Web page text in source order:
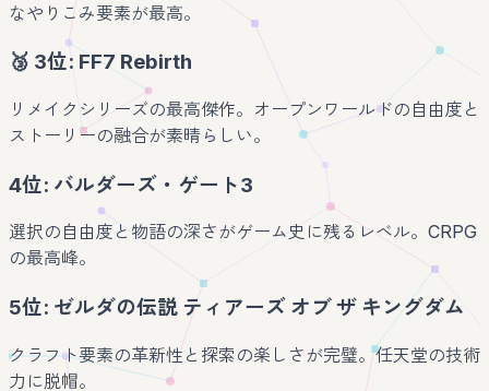
なやりこみ要素が最高。
🥉 3位: FF7 Rebirth
リメイクシリーズの最高傑作。オープンワールドの自由度と
ストーリーの融合が素晴らしい。
4位: バルダーズ・ゲート3
選択の自由度と物語の深さがゲーム史に残るレベル。CRPG
の最高峰。
5位: ゼルダの伝説 ティアーズ オブ ザ キングダム
クラフト要素の革新性と探索の楽しさが完璧。任天堂の技術
力に脱帽。